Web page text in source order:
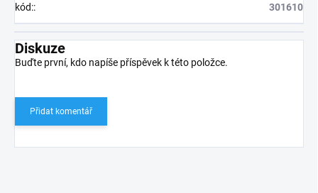
kód:: 301610
Diskuze
Buďte první, kdo napíše příspěvek k této položce.
Přidat komentář